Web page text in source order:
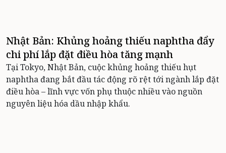
Nhật Bản: Khủng hoảng thiếu naphtha đẩy
chi phí lắp đặt điều hòa tăng mạnh
Tại Tokyo, Nhật Bản, cuộc khủng hoảng thiếu hụt
naphtha đang bắt đầu tác động rõ rệt tới ngành lắp đặt
điều hòa – lĩnh vực vốn phụ thuộc nhiều vào nguồn
nguyên liệu hóa dầu nhập khẩu.